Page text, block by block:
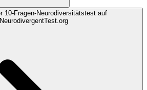
10-Fragen-Neurodiversitätstest auf
NeurodivergentTest.org